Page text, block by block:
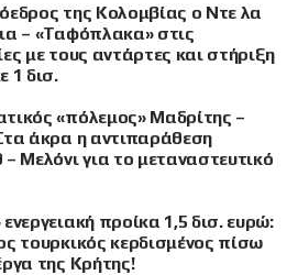
της Κολομβίας ο Ντε λα
– «Ταφόπλακα» στις
με τους αντάρτες και στήριξη
1 δισ.
«πόλεμος» Μαδρίτης –
άκρα η αντιπαράθεση
Μελόνι για το μεταναστευτικό
προίκα 1,5 δισ. ευρώ:
τουρκικός κερδισμένος πίσω
της Κρήτης!